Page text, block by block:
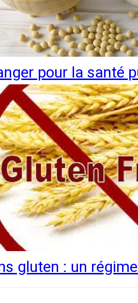
pour la santé
gluten : un